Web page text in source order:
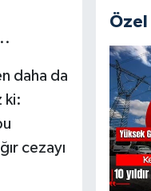
daha da
ki:
cezayı
Özel